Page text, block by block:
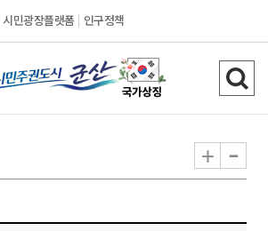
시민광장플랫폼 인구정책
시
민
검
색
기
+ -